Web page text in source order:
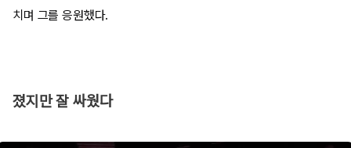
치며 그를 응원했다.
졌지만 잘 싸웠다